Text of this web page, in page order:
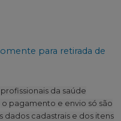
para retirada de
da saúde
pagamento e envio só são
dados cadastrais e dos itens